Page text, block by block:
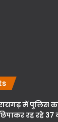
में पुलिस
रह रहे 37